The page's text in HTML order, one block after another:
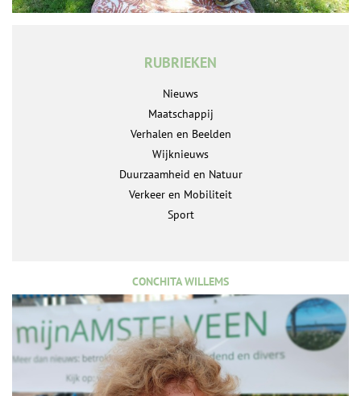
RUBRIEKEN
Nieuws
Maatschappij
Verhalen en Beelden
Wijknieuws
Duurzaamheid en Natuur
Verkeer en Mobiliteit
Sport
CONCHITA WILLEMS